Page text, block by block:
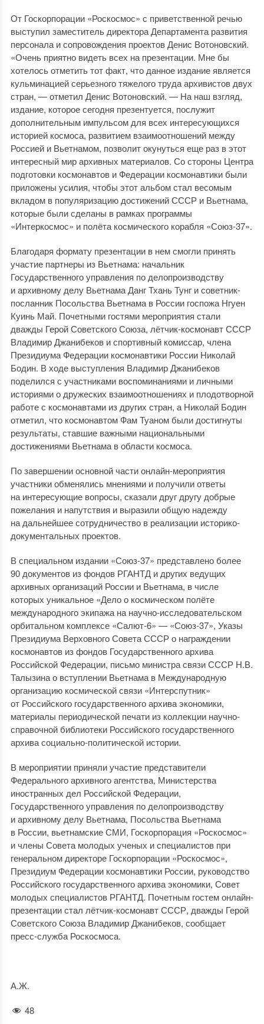
От Госкорпорации «Роскосмос» с приветственной речью
выступил заместитель директора Департамента развития
персонала и сопровождения проектов Денис Вотоновский.
«Очень приятно видеть всех на презентации. Мне бы
хотелось отметить тот факт, что данное издание является
кульминацией серьезного тяжелого труда архивистов двух
стран, — отметил Денис Вотоновский. — На наш взгляд,
издание, которое сегодня презентуется, послужит
дополнительным импульсом для всех интересующихся
историей космоса, развитием взаимоотношений между
Россией и Вьетнамом, позволит окунуться еще раз в этот
интересный мир архивных материалов. Со стороны Центра
подготовки космонавтов и Федерации космонавтики были
приложены усилия, чтобы этот альбом стал весомым
вкладом в популяризацию достижений СССР и Вьетнама,
которые были сделаны в рамках программы
«Интеркосмос» и полёта космического корабля «Союз-37».
Благодаря формату презентации в нем смогли принять
участие партнеры из Вьетнама: начальник
Государственного управления по делопроизводству
и архивному делу Вьетнама Данг Тхань Тунг и советник-
посланник Посольства Вьетнама в России госпожа Нгуен
Куинь Май. Почетными гостями мероприятия стали
дважды Герой Советского Союза, лётчик-космонавт СССР
Владимир Джанибеков и спортивный комиссар, члена
Президиума Федерации космонавтики России Николай
Бодин. В ходе выступления Владимир Джанибеков
поделился с участниками воспоминаниями и личными
историями о дружеских взаимоотношениях и плодотворной
работе с космонавтами из других стран, а Николай Бодин
отметил, что космонавтом Фам Туаном были достигнуты
результаты, ставшие важными национальными
достижениями Вьетнама в области космоса.
По завершении основной части онлайн-мероприятия
участники обменялись мнениями и получили ответы
на интересующие вопросы, сказали друг другу добрые
пожелания и напутствия и выразили общую надежду
на дальнейшее сотрудничество в реализации историко-
документальных проектов.
В специальном издании «Союз-37» представлено более
90 документов из фондов РГАНТД и других ведущих
архивных организаций России и Вьетнама, в числе
которых уникальное «Дело о космическом полёте
международного экипажа на научно-исследовательском
орбитальном комплексе «Салют-6» — «Союз-37», Указы
Президиума Верховного Совета СССР о награждении
космонавтов из фондов Государственного архива
Российской Федерации, письмо министра связи СССР Н.В.
Талызина о вступлении Вьетнама в Международную
организацию космической связи «Интерспутник»
от Российского государственного архива экономики,
материалы периодической печати из коллекции научно-
справочной библиотеки Российского государственного
архива социально-политической истории.
В мероприятии приняли участие представители
Федерального архивного агентства, Министерства
иностранных дел Российской Федерации,
Государственного управления по делопроизводству
и архивному делу Вьетнама, Посольства Вьетнама
в России, вьетнамские СМИ, Госкорпорация «Роскосмос»
и члены Совета молодых ученых и специалистов при
генеральном директоре Госкорпорации «Роскосмос»,
Президиум Федерации космонавтики России, руководство
Российского государственного архива экономики, Совет
молодых специалистов РГАНТД. Почетным гостем онлайн-
презентации стал лётчик-космонавт СССР, дважды Герой
Советского Союза Владимир Джанибеков, сообщает
пресс-служба Роскосмоса.
А.Ж.
48